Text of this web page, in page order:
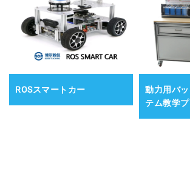
ROSスマートカー
動力用バ
テム教学